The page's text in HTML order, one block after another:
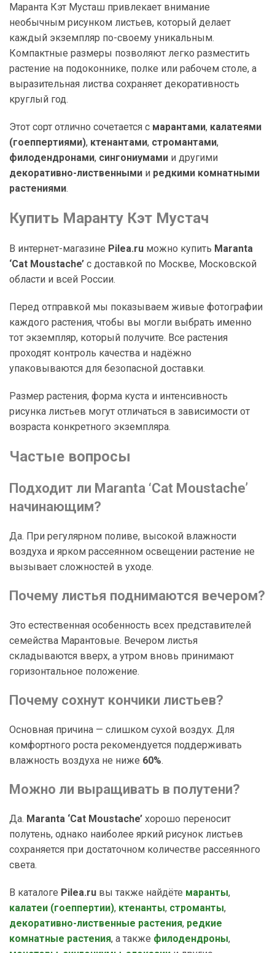
Маранта Кэт Мусташ привлекает внимание
необычным рисунком листьев, который делает
каждый экземпляр по-своему уникальным.
Компактные размеры позволяют легко разместить
растение на подоконнике, полке или рабочем столе, а
выразительная листва сохраняет декоративность
круглый год.
Этот сорт отлично сочетается с марантами, калатеями
(гоеппертиями), ктенантами, стромантами,
филодендронами, сингониумами и другими
декоративно-лиственными и редкими комнатными
растениями.
Купить Маранту Кэт Мустач
В интернет-магазине Pilea.ru можно купить Maranta
‘Cat Moustache’ с доставкой по Москве, Московской
области и всей России.
Перед отправкой мы показываем живые фотографии
каждого растения, чтобы вы могли выбрать именно
тот экземпляр, который получите. Все растения
проходят контроль качества и надёжно
упаковываются для безопасной доставки.
Размер растения, форма куста и интенсивность
рисунка листьев могут отличаться в зависимости от
возраста конкретного экземпляра.
Частые вопросы
Подходит ли Maranta ‘Cat Moustache’
начинающим?
Да. При регулярном поливе, высокой влажности
воздуха и ярком рассеянном освещении растение не
вызывает сложностей в уходе.
Почему листья поднимаются вечером?
Это естественная особенность всех представителей
семейства Марантовые. Вечером листья
складываются вверх, а утром вновь принимают
горизонтальное положение.
Почему сохнут кончики листьев?
Основная причина — слишком сухой воздух. Для
комфортного роста рекомендуется поддерживать
влажность воздуха не ниже 60%.
Можно ли выращивать в полутени?
Да. Maranta ‘Cat Moustache’ хорошо переносит
полутень, однако наиболее яркий рисунок листьев
сохраняется при достаточном количестве рассеянного
света.
В каталоге Pilea.ru вы также найдёте маранты,
калатеи (гоеппертии), ктенанты, строманты,
декоративно-лиственные растения, редкие
комнатные растения, а также филодендроны,